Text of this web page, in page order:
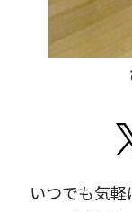
いつでも気軽